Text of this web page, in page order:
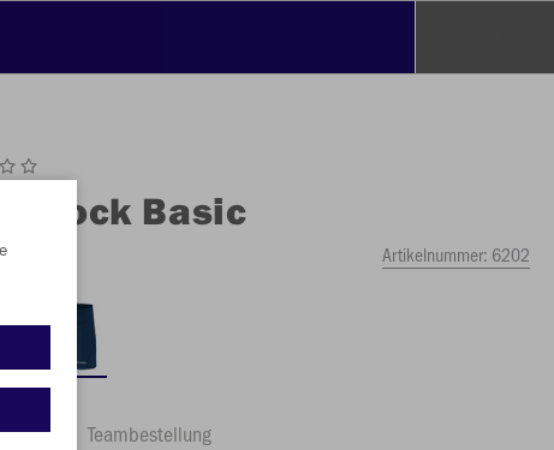
Rock Basic
Artikelnummer: 6202
Teambestellung